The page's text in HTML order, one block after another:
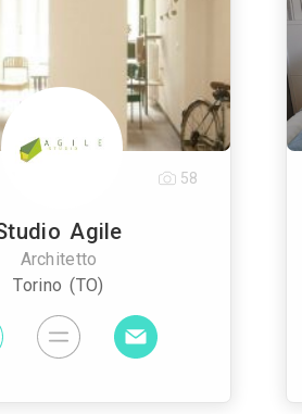
Agile
Architetto
Torino (TO)
58